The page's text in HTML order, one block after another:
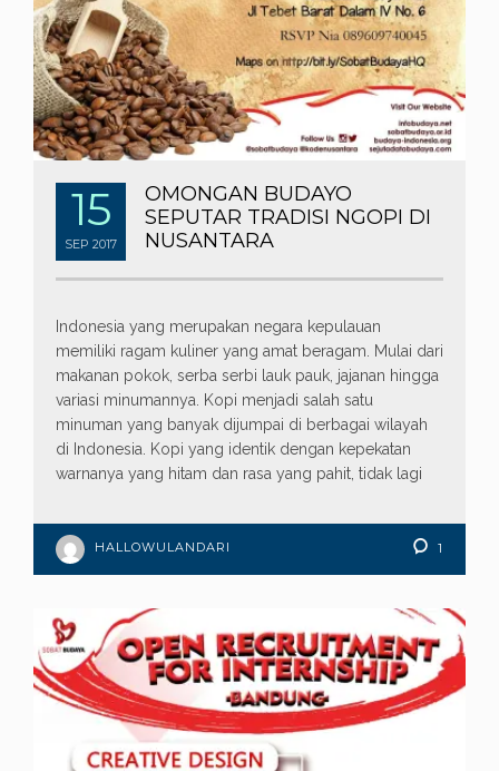
15
SEP 2017
OMONGAN BUDAYO
SEPUTAR TRADISI NGOPI DI
NUSANTARA
Indonesia yang merupakan negara kepulauan
memiliki ragam kuliner yang amat beragam. Mulai dari
makanan pokok, serba serbi lauk pauk, jajanan hingga
variasi minumannya. Kopi menjadi salah satu
minuman yang banyak dijumpai di berbagai wilayah
di Indonesia. Kopi yang identik dengan kepekatan
warnanya yang hitam dan rasa yang pahit, tidak lagi
HALLOWULANDARI 1